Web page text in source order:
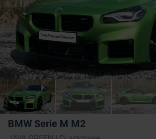
BMW Serie M M2